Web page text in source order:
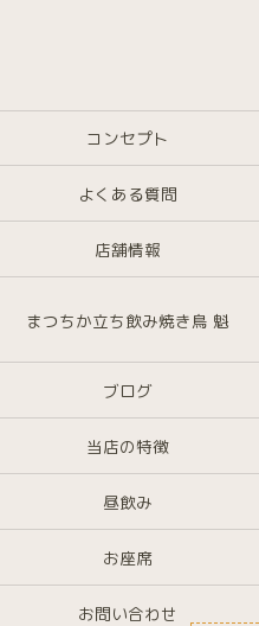
コンセプト
よくある質問
店舗情報
まつちか立ち飲み焼き鳥 魁
ブログ
当店の特徴
昼飲み
お座席
お問い合わせ